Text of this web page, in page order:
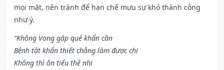
mọi mặt, nên tránh để hạn chế mưu sự khó thành công
như ý.
“Không Vong gặp quẻ khẩn cần
Bệnh tật khẩn thiết chẳng làm được chi
Không thì ôn tiểu thê nhi